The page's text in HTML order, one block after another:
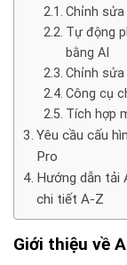
Chỉnh
Tự động
bằng AI
Chỉnh
Công cụ
Tích hợp
Yêu cầu cấu
Pro
Hướng dẫn tải
chi tiết A-Z
Giới thiệu về